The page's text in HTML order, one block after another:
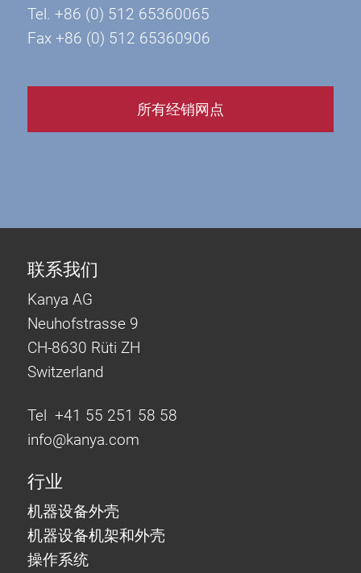
Tel. +86 (0) 512 65360065
Fax +86 (0) 512 65360906
所有经销网点
联系我们
Kanya AG
Neuhofstrasse 9
CH-8630 Rüti ZH
Switzerland
Tel +41 55 251 58 58
info@kanya.com
行业
机器设备外壳
机器设备机架和外壳
操作系统